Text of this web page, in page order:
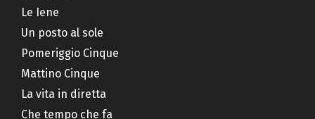
Le Iene
Un posto al sole
Pomeriggio Cinque
Mattino Cinque
La vita in diretta
Che tempo che fa